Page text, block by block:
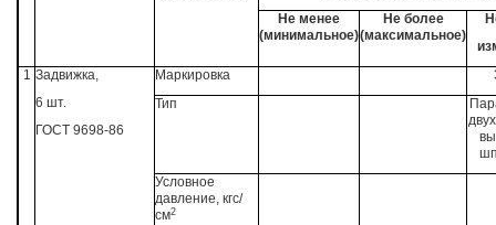
Не менее
(минимальное)
Не более
(максимальное)
1 Задвижка,
6 шт.
ГОСТ 9698-86
Маркировка
Тип
Условное
давление, кгс/
см2